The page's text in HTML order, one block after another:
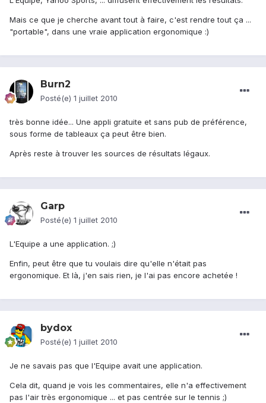
Mais ce que je cherche avant tout à faire, c'est rendre tout ça ...
"portable", dans une vraie application ergonomique :)
Burn2
Posté(e) 1 juillet 2010
très bonne idée... Une appli gratuite et sans pub de préférence,
sous forme de tableaux ça peut être bien.
Après reste à trouver les sources de résultats légaux.
Garp
Posté(e) 1 juillet 2010
L'Equipe a une application. ;)
Enfin, peut être que tu voulais dire qu'elle n'était pas
ergonomique. Et là, j'en sais rien, je l'ai pas encore achetée !
bydox
Posté(e) 1 juillet 2010
Je ne savais pas que l'Equipe avait une application.
Cela dit, quand je vois les commentaires, elle n'a effectivement
pas l'air très ergonomique ... et pas centrée sur le tennis ;)